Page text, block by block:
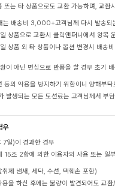
또는 타 상품으로도 교환 가능하며, 교
는 배송비 3,000+고객님께 다시 발송
상품으로 교환시 클릭앤퍼니에서 왕복
상품 외 타 상품이나 옵션 변경시 배송
이 아닌 변심으로 반품을 할 경우 초기
등의 악용을 방지하기 위함이니 양해부탁
발생되는 모든 도선료는 고객님께서 부
우
7일)이 경과한 경우
15조 2항에 의한 이용자의 사용 또는 일
취제 냄새, 세탁, 수선, 택훼손 포함)
을 하신 후에는 불량이 발견되어도 교